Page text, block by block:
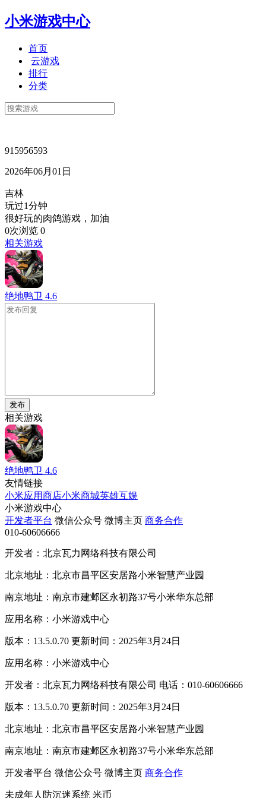
小米游戏中心
首页
云游戏
排行
分类
915956593
2026年06月01日
吉林
玩过1分钟
很好玩的肉鸽游戏，加油
0次浏览 0
相关游戏
绝地鸭卫 4.6
发布
相关游戏
绝地鸭卫 4.6
友情链接
小米应用商店小米商城英雄互娱
小米游戏中心
开发者平台 微信公众号 微博主页 商务合作
010-60606666
开发者：北京瓦力网络科技有限公司
北京地址：北京市昌平区安居路小米智慧产业园
南京地址：南京市建邺区永初路37号小米华东总部
应用名称：小米游戏中心
版本：13.5.0.70 更新时间：2025年3月24日
应用名称：小米游戏中心
开发者：北京瓦力网络科技有限公司 电话：010-60606666
版本：13.5.0.70 更新时间：2025年3月24日
北京地址：北京市昌平区安居路小米智慧产业园
南京地址：南京市建邺区永初路37号小米华东总部
开发者平台 微信公众号 微博主页 商务合作
未成年人防沉迷系统 米币